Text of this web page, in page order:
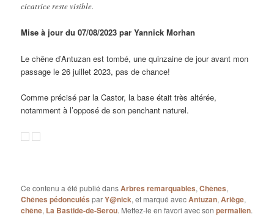
cicatrice reste visible.
Mise à jour du 07/08/2023 par Yannick Morhan
Le chêne d’Antuzan est tombé, une quinzaine de jour avant mon
passage le 26 juillet 2023, pas de chance!
Comme précisé par la Castor, la base était très altérée,
notamment à l’opposé de son penchant naturel.
Ce contenu a été publié dansArbres remarquables,Chênes,
Chênes pédonculés parY@nick, et marqué avecAntuzan,Ariège,
chêne, La Bastide-de-Serou. Mettez-le en favori avec sonpermalien.